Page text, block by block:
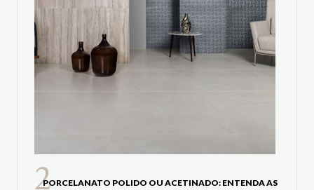
PORCELANATO POLIDO OU ACETINADO: ENTENDA AS